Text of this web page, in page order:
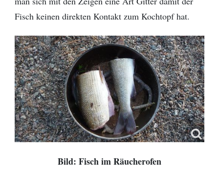
Fisch keinen direkten Kontakt zum Kochtopf hat.
Bild: Fisch im Räucherofen